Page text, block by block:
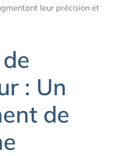
leur précision et
: Un
de